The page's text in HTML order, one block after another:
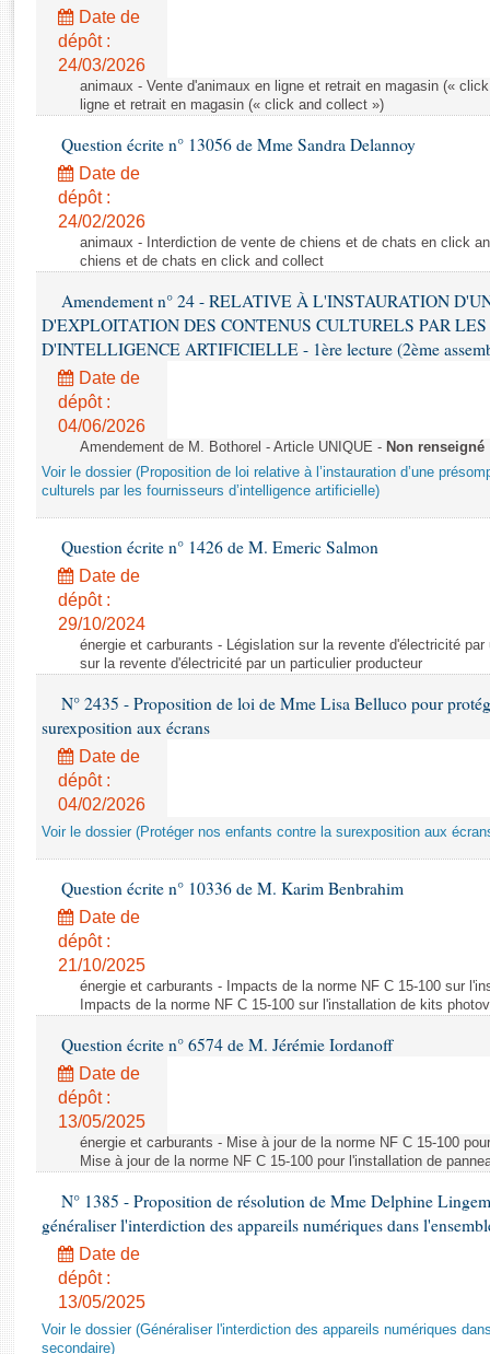
Rapports législatifs
Rapports sur l'application des lois
Baromètre de l’application des lois
Dossiers législatifs
Budget et sécurité sociale
Questions écrites et orales
Comptes rendus des débats
Date de
dépôt :
24/03/2026
animaux - Vente d'animaux en ligne et retrait en magasin («
ligne et retrait en magasin (« click and collect »)
Question écrite n° 13056 de Mme Sandra Delannoy
Date de
dépôt :
24/02/2026
animaux - Interdiction de vente de chiens et de chats en click
chiens et de chats en click and collect
Amendement n° 24 - RELATIVE À L'INSTAURATION
D'EXPLOITATION DES CONTENUS CULTURELS PAR LES
D'INTELLIGENCE ARTIFICIELLE - 1ère lecture (2ème
Date de
dépôt :
04/06/2026
Amendement de M. Bothorel - Article UNIQUE - Non renseigné
Voir le dossier (Proposition de loi relative à l’instauration d’une
culturels par les fournisseurs d’intelligence artificielle)
Question écrite n° 1426 de M. Emeric Salmon
Date de
dépôt :
29/10/2024
énergie et carburants - Législation sur la revente d'électricité
sur la revente d'électricité par un particulier producteur
N° 2435 - Proposition de loi de Mme Lisa Belluco pour
surexposition aux écrans
Date de
dépôt :
04/02/2026
Voir le dossier (Protéger nos enfants contre la surexposition aux
Question écrite n° 10336 de M. Karim Benbrahim
Date de
dépôt :
21/10/2025
énergie et carburants - Impacts de la norme NF C 15-100 sur
Impacts de la norme NF C 15-100 sur l'installation de kits
Question écrite n° 6574 de M. Jérémie Iordanoff
Date de
dépôt :
13/05/2025
énergie et carburants - Mise à jour de la norme NF C 15-100
Mise à jour de la norme NF C 15-100 pour l'installation de
N° 1385 - Proposition de résolution de Mme Delphine
généraliser l'interdiction des appareils numériques dans
Date de
dépôt :
13/05/2025
Voir le dossier (Généraliser l'interdiction des appareils numériques
secondaire)